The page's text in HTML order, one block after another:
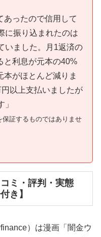
あったので信用して
に振り込まれたのは
いました。月1返済の
と利息が元本の40%
本がほとんど減りま
以上支払いましたが
証するものではありませ
ミ・評判・実態
き】
）は漫画「闇金ウ